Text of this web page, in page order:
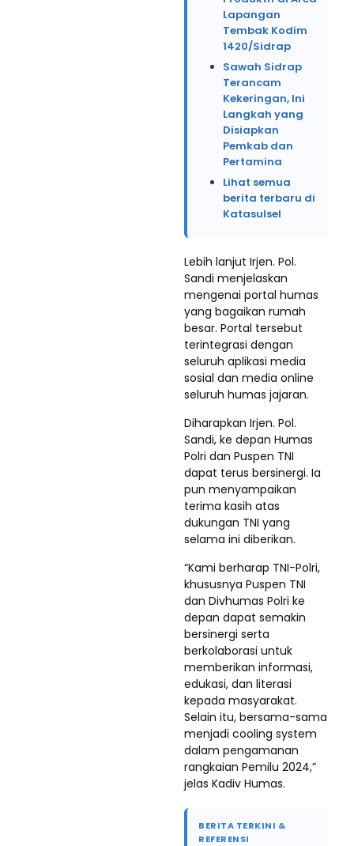
Lapangan
Tembak Kodim
1420/Sidrap
Sawah Sidrap
Terancam
Kekeringan, Ini
Langkah yang
Disiapkan
Pemkab dan
Pertamina
Lihat semua
berita terbaru di
Katasulsel
Lebih lanjut Irjen. Pol.
Sandi menjelaskan
mengenai portal humas
yang bagaikan rumah
besar. Portal tersebut
terintegrasi dengan
seluruh aplikasi media
sosial dan media online
seluruh humas jajaran.
Diharapkan Irjen. Pol.
Sandi, ke depan Humas
Polri dan Puspen TNI
dapat terus bersinergi. Ia
pun menyampaikan
terima kasih atas
dukungan TNI yang
selama ini diberikan.
“Kami berharap TNI-Polri,
khususnya Puspen TNI
dan Divhumas Polri ke
depan dapat semakin
bersinergi serta
berkolaborasi untuk
memberikan informasi,
edukasi, dan literasi
kepada masyarakat.
Selain itu, bersama-sama
menjadi cooling system
dalam pengamanan
rangkaian Pemilu 2024,”
jelas Kadiv Humas.
BERITA TERKINI &
REFERENSI